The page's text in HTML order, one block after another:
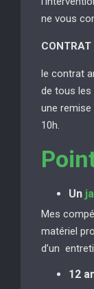
ne vous
CONTRAT
le contrat
de tous les
une remise
10h.
Un
Mes
matériel
d’un
12